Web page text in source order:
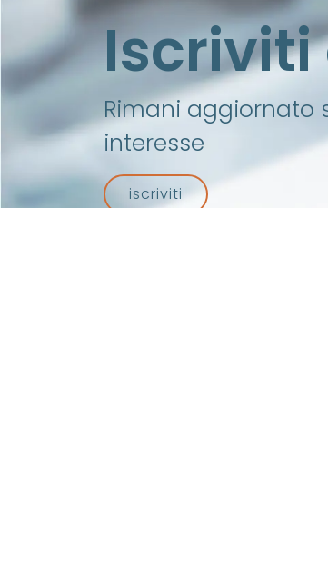
Iscriviti
Rimani aggiornato
interesse
iscriviti